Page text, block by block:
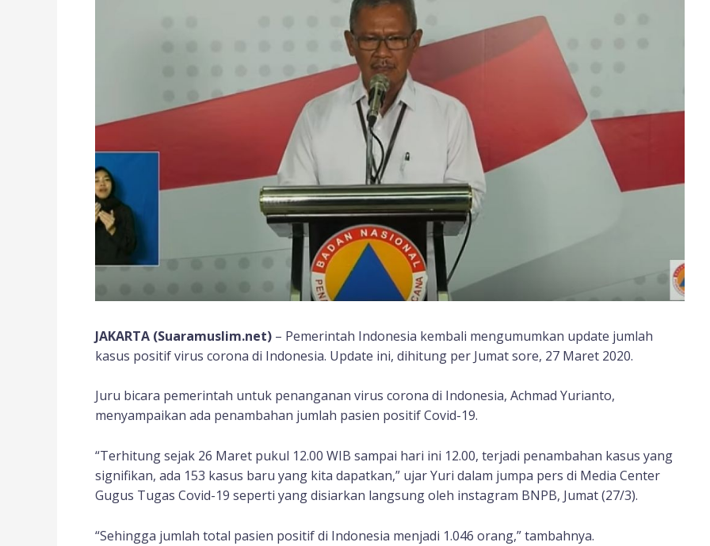
JAKARTA (Suaramuslim.net) – Pemerintah Indonesia kembali mengumumkan update jumlah
kasus positif virus corona di Indonesia. Update ini, dihitung per Jumat sore, 27 Maret 2020.
Juru bicara pemerintah untuk penanganan virus corona di Indonesia, Achmad Yurianto,
menyampaikan ada penambahan jumlah pasien positif Covid-19.
“Terhitung sejak 26 Maret pukul 12.00 WIB sampai hari ini 12.00, terjadi penambahan kasus yang
signifikan, ada 153 kasus baru yang kita dapatkan,” ujar Yuri dalam jumpa pers di Media Center
Gugus Tugas Covid-19 seperti yang disiarkan langsung oleh instagram BNPB, Jumat (27/3).
“Sehingga jumlah total pasien positif di Indonesia menjadi 1.046 orang,” tambahnya.